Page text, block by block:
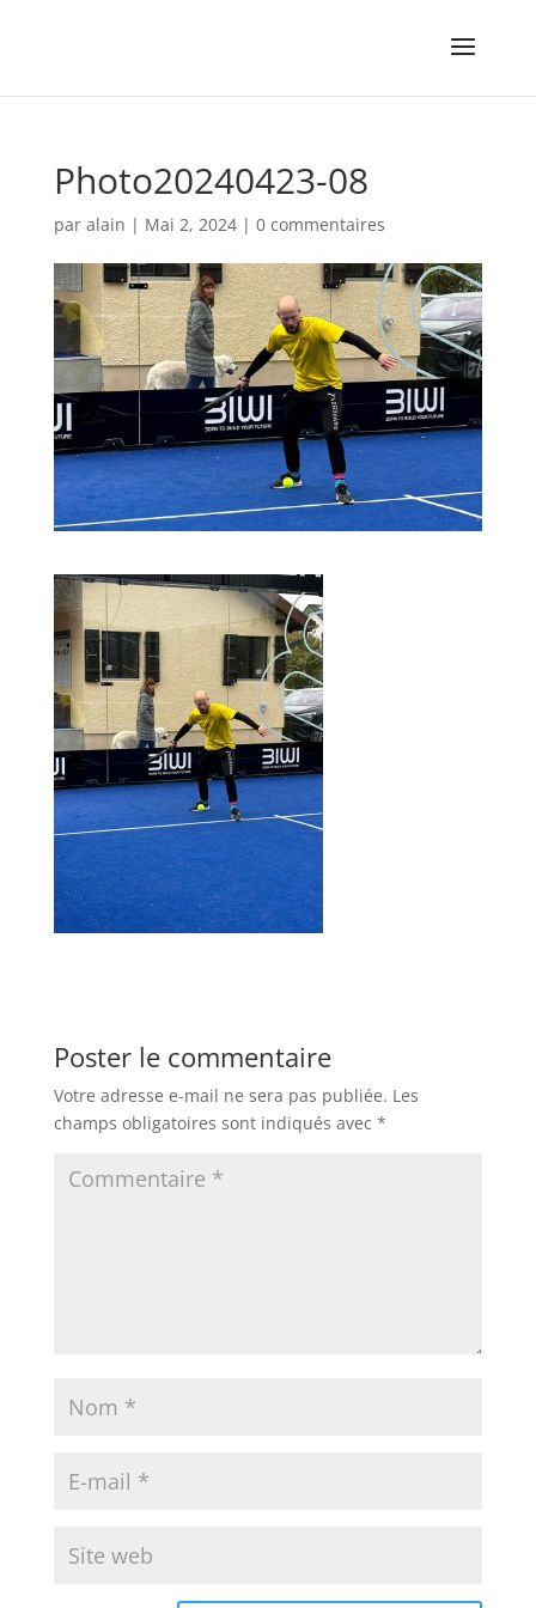
Photo20240423-08
par alain | Mai 2, 2024| 0 commentaires
Poster le commentaire
Votre adresse e-mail ne sera pas publiée. Les
champs obligatoires sont indiqués avec *